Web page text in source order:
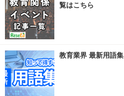
覧はこちら
教育業界 最新用語集